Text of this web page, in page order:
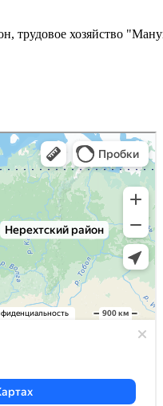
трудовое хозяйство